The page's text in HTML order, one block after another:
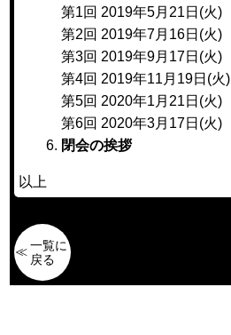
第1回 2019年5月21日(火)
第2回 2019年7月16日(火)
第3回 2019年9月17日(火)
第4回 2019年11月19日(火)
第5回 2020年1月21日(火)
第6回 2020年3月17日(火)
閉会の挨拶
以上
一覧に
戻る